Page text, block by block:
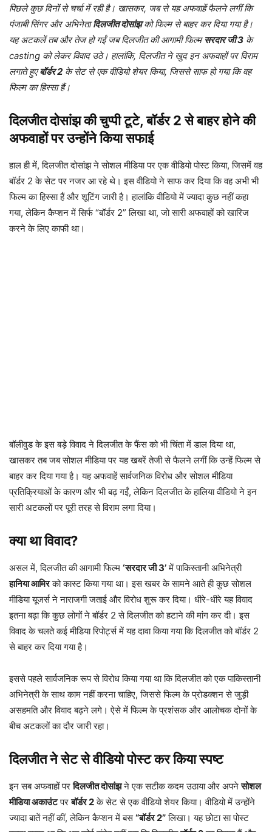
पिछले कुछ दिनों से चर्चा में रही है। खासकर, जब से यह अफवाहें फैलने लगीं कि
पंजाबी सिंगर और अभिनेतादिलजीत दोसांझको फिल्म से बाहर कर दिया गया है।
यह अटकलें तब और तेज हो गईं जब दिलजीत की आगामी फिल्म सरदार जी 3 के
casting को लेकर विवाद उठे। हालांकि, दिलजीत ने खुद इन अफवाहों पर विराम
लगाते हुएबॉर्डर 2 के सेट से एक वीडियो शेयर किया, जिससे साफ हो गया कि वह
फिल्म का हिस्सा हैं।
दिलजीत दोसांझ की चुप्पी टूटे, बॉर्डर 2 से बाहर होने की
अफवाहों पर उन्होंने किया सफाई
हाल ही में, दिलजीत दोसांझ ने सोशल मीडिया पर एक वीडियो पोस्ट किया, जिसमें वह
बॉर्डर 2 के सेट पर नजर आ रहे थे। इस वीडियो ने साफ कर दिया कि वह अभी भी
फिल्म का हिस्सा हैं और शूटिंग जारी है। हालांकि वीडियो में ज्यादा कुछ नहीं कहा
गया, लेकिन कैप्शन में सिर्फ “बॉर्डर 2” लिखा था, जो सारी अफवाहों को खारिज
करने के लिए काफी था।
बॉलीवुड के इस बड़े विवाद ने दिलजीत के फैंस को भी चिंता में डाल दिया था,
खासकर तब जब सोशल मीडिया पर यह खबरें तेजी से फैलने लगीं कि उन्हें फिल्म से
बाहर कर दिया गया है। यह अफवाहें सार्वजनिक विरोध और सोशल मीडिया
प्रतिक्रियाओं के कारण और भी बढ़ गईं, लेकिन दिलजीत के हालिया वीडियो ने इन
सारी अटकलों पर पूरी तरह से विराम लगा दिया।
क्या था विवाद?
असल में, दिलजीत की आगामी फिल्म ‘सरदार जी 3’में पाकिस्तानी अभिनेत्री
हानिया आमिरको कास्ट किया गया था। इस खबर के सामने आते ही कुछ सोशल
मीडिया यूजर्स ने नाराजगी जताई और विरोध शुरू कर दिया। धीरे-धीरे यह विवाद
इतना बढ़ा कि कुछ लोगों ने बॉर्डर 2 से दिलजीत को हटाने की मांग कर दी। इस
विवाद के चलते कई मीडिया रिपोर्ट्स में यह दावा किया गया कि दिलजीत को बॉर्डर 2
से बाहर कर दिया गया है।
इससे पहले सार्वजनिक रूप से विरोध किया गया था कि दिलजीत को एक पाकिस्तानी
अभिनेत्री के साथ काम नहीं करना चाहिए, जिससे फिल्म के प्रोडक्शन से जुड़ी
असहमति और विवाद बढ़ने लगे। ऐसे में फिल्म के प्रशंसक और आलोचक दोनों के
बीच अटकलों का दौर जारी रहा।
दिलजीत ने सेट से वीडियो पोस्ट कर किया स्पष्ट
इन सब अफवाहों परदिलजीत दोसांझने एक सटीक कदम उठाया और अपनेसोशल
मीडिया अकाउंटपरबॉर्डर 2के सेट से एक वीडियो शेयर किया। वीडियो में उन्होंने
ज्यादा बातें नहीं कीं, लेकिन कैप्शन में बस“बॉर्डर 2”लिखा। यह छोटा सा पोस्ट